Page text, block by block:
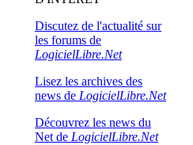
Discutez de l'actualité sur
les forums de
LogicielLibre.Net
Lisez les archives des
news de LogicielLibre.Net
Découvrez les news du
Net de LogicielLibre.Net